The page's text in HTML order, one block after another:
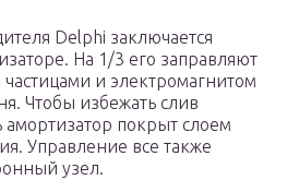
Delphi заключается
На 1/3 его заправляют
и электромагнитом
Чтобы избежать слив
амортизатор покрыт слоем
Управление все также
узел.